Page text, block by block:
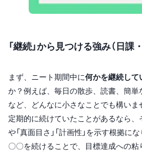
「継続」から見つける強み（日課
まず、ニート期間中に何かを継続して
か？例えば、毎日の散歩、読書、簡
など、どんなに小さなことでも構い
定期的に続けていたことがあるなら、
や「真面目さ」「計画性」を示す根拠に
〇〇を続けることで、目標達成への粘